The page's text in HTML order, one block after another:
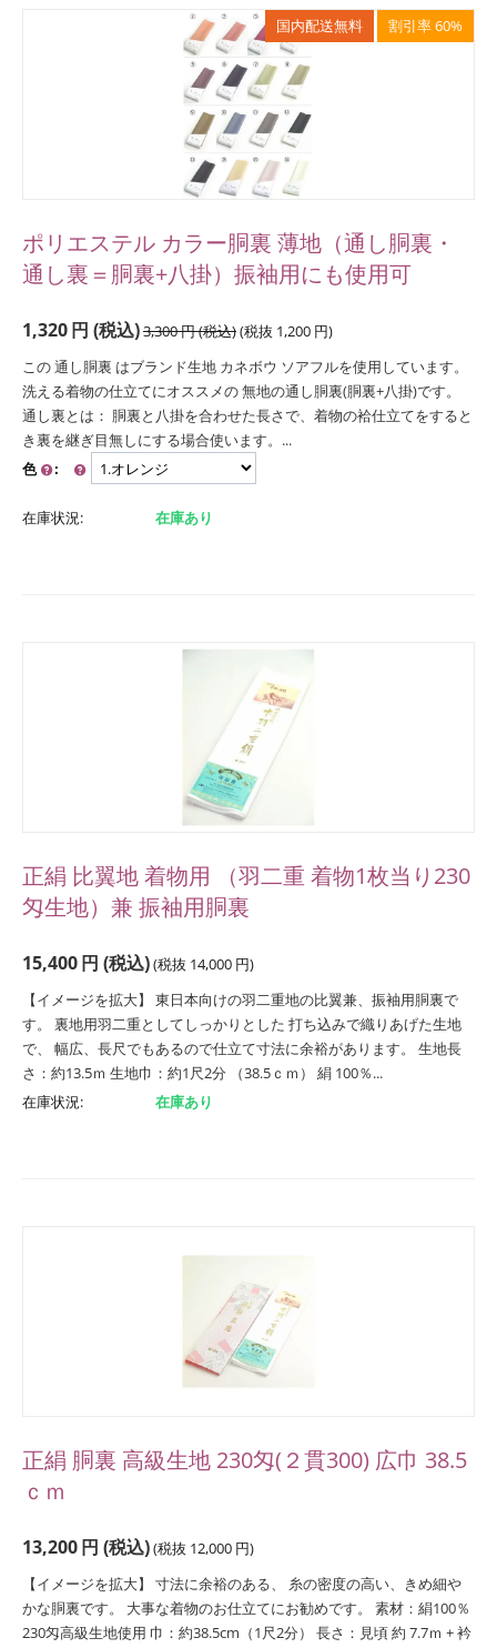
国内配送無料 割引率 60%
ポリエステル カラー胴裏 薄地（通し胴裏・
通し裏＝胴裏+八掛）振袖用にも使用可
1,320円 (税込)3,300円(税込)(税抜 1,200 円)
この 通し胴裏 はブランド生地 カネボウ ソアフルを使用しています。
洗える着物の仕立てにオススメの 無地の通し胴裏(胴裏+八掛)です。
通し裏とは： 胴裏と八掛を合わせた長さで、着物の袷仕立てをすると
き裏を継ぎ目無しにする場合使います。...
色
:
在庫状況: 在庫あり
正絹 比翼地 着物用 （羽二重 着物1枚当り230
匁生地）兼 振袖用胴裏
15,400円 (税込)(税抜 14,000 円)
【イメージを拡大】 東日本向けの羽二重地の比翼兼、振袖用胴裏で
す。 裏地用羽二重としてしっかりとした 打ち込みで織りあげた生地
で、 幅広、長尺でもあるので仕立て寸法に余裕があります。 生地長
さ：約13.5ｍ 生地巾：約1尺2分 （38.5ｃｍ） 絹 100％...
在庫状況:
在庫あり
正絹 胴裏 高級生地 230匁(２貫300) 広巾 38.5
ｃｍ
13,200円 (税込)(税抜 12,000 円)
【イメージを拡大】 寸法に余裕のある、 糸の密度の高い、きめ細や
かな胴裏です。 大事な着物のお仕立てにお勧めです。 素材：絹100％
230匁高級生地使用 巾：約38.5cm（1尺2分） 長さ：見頃 約 7.7ｍ + 衿